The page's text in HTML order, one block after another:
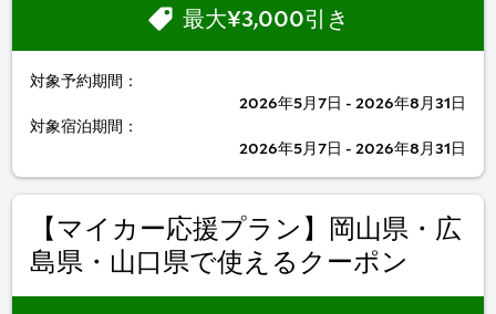
対象予約期間：
2026年5月7日 - 2026年8月31日
対象宿泊期間：
2026年5月7日 - 2026年8月31日
最大¥3,000引き
【マイカー応援プラン】岡山県・広
島県・山口県で使えるクーポン